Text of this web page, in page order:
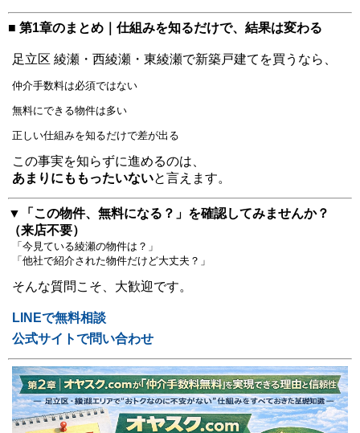
■ 第1章のまとめ｜仕組みを知るだけで、結果は変わる
足立区 綾瀬・西綾瀬・東綾瀬で新築戸建てを買うなら、
仲介手数料は必須ではない
無料にできる物件は多い
正しい仕組みを知るだけで差が出る
この事実を知らずに進めるのは、
あまりにももったいないと言えます。
▼「この物件、無料になる？」を確認してみませんか？
（来店不要）
「今見ている綾瀬の物件は？」
「他社で紹介された物件だけど大丈夫？」
そんな質問こそ、大歓迎です。
LINEで無料相談
公式サイトで問い合わせ